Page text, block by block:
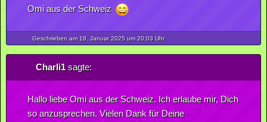
Omi aus der Schweiz
Geschrieben am 19. Januar2025um 20:03 Uhr
Charli1sagte:
Hallo liebe Omi aus der Schweiz. Ich erlaube mir, Dich
so anzusprechen. Vielen Dank für Deine